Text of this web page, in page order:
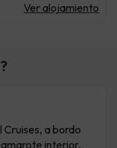
Ver alojamiento
Cruises, a bordo
interior,